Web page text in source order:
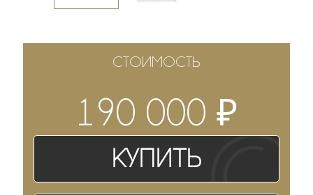
СТОИМОСТЬ
190 000 ₽
Купить